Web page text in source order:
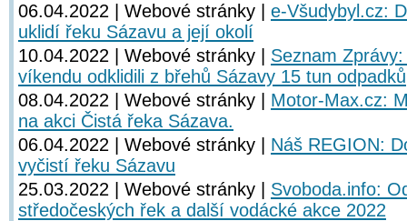
06.04.2022 | Webové stránky | e-Všudybyl.cz:
uklidí řeku Sázavu a její okolí
10.04.2022 | Webové stránky | Seznam
víkendu odklidili z břehů Sázavy 15 tun odpadků
08.04.2022 | Webové stránky | Motor-Max.cz:
na akci Čistá řeka Sázava.
06.04.2022 | Webové stránky | Náš REGION:
vyčistí řeku Sázavu
25.03.2022 | Webové stránky | Svoboda.info:
středočeských řek a další vodácké akce 2022